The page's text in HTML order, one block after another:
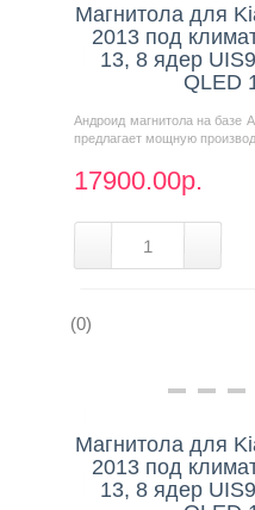
Магнитола для
2013 под
13, 8 ядер
QLED
Андроид магнитола на базе
предлагает мощную
17900.00р.
(0)
Нашли
Магнитола для
2013 под
13, 8 ядер